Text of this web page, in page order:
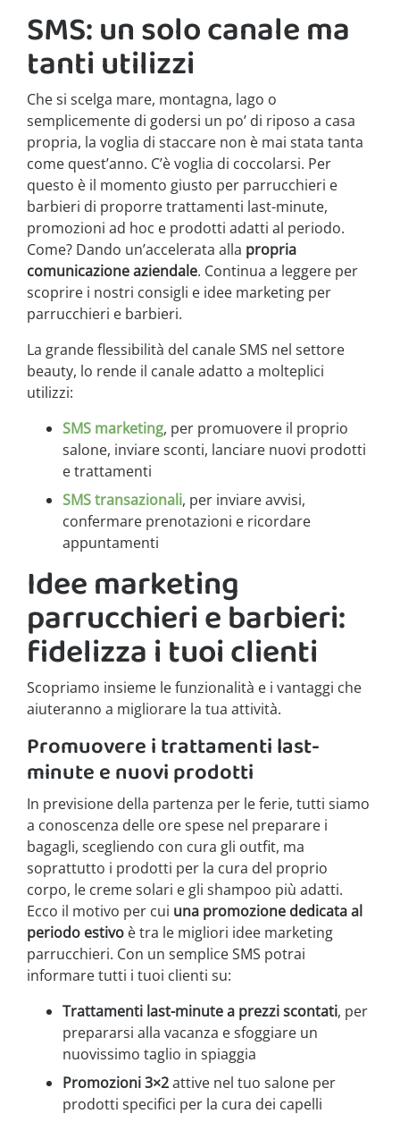
SMS: un solo canale ma
tanti utilizzi
Che si scelga mare, montagna, lago o
semplicemente di godersi un po’ di riposo a casa
propria, la voglia di staccare non è mai stata tanta
come quest’anno. C’è voglia di coccolarsi. Per
questo è il momento giusto per parrucchieri e
barbieri di proporre trattamenti last-minute,
promozioni ad hoc e prodotti adatti al periodo.
Come? Dando un’accelerata alla propria
comunicazione aziendale. Continua a leggere per
scoprire i nostri consigli e idee marketing per
parrucchieri e barbieri.
La grande flessibilità del canale SMS nel settore
beauty, lo rende il canale adatto a molteplici
utilizzi:
SMS marketing, per promuovere il proprio
salone, inviare sconti, lanciare nuovi prodotti
e trattamenti
SMS transazionali, per inviare avvisi,
confermare prenotazioni e ricordare
appuntamenti
Idee marketing
parrucchieri e barbieri:
fidelizza i tuoi clienti
Scopriamo insieme le funzionalità e i vantaggi che
aiuteranno a migliorare la tua attività.
Promuovere i trattamenti last-
minute e nuovi prodotti
In previsione della partenza per le ferie, tutti siamo
a conoscenza delle ore spese nel preparare i
bagagli, scegliendo con cura gli outfit, ma
soprattutto i prodotti per la cura del proprio
corpo, le creme solari e gli shampoo più adatti.
Ecco il motivo per cui una promozione dedicata al
periodo estivo è tra le migliori idee marketing
parrucchieri. Con un semplice SMS potrai
informare tutti i tuoi clienti su:
Trattamenti last-minute a prezzi scontati, per
prepararsi alla vacanza e sfoggiare un
nuovissimo taglio in spiaggia
Promozioni 3×2attive nel tuo salone per
prodotti specifici per la cura dei capelli